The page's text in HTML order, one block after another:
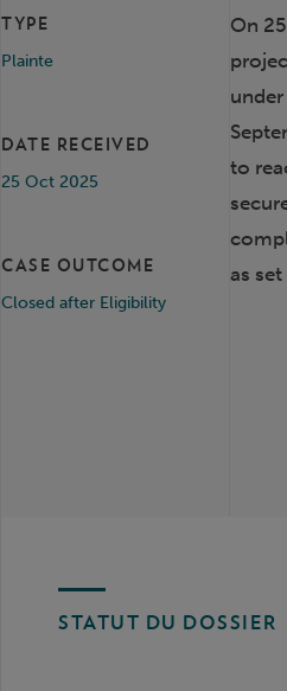
TYPE
Plainte
DATE RECEIVED
25 Oct 2025
CASE OUTCOME
Closed after Eligibility
On
to
as
STATUT DU DOSSIER